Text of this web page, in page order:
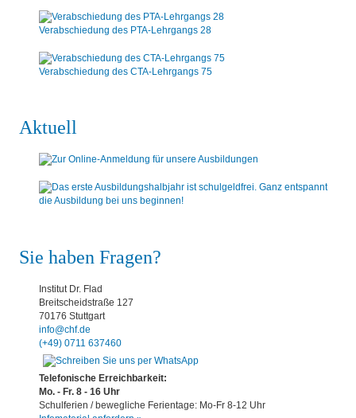
Verabschiedung des PTA-Lehrgangs 28
Verabschiedung des CTA-Lehrgangs 75
Aktuell
Sie haben Fragen?
Institut Dr. Flad
Breitscheidstraße 127
70176 Stuttgart
info@chf.de
(+49) 0711 637460
Telefonische Erreichbarkeit:
Mo. - Fr. 8 - 16 Uhr
Schulferien / bewegliche Ferientage: Mo-Fr 8-12 Uhr